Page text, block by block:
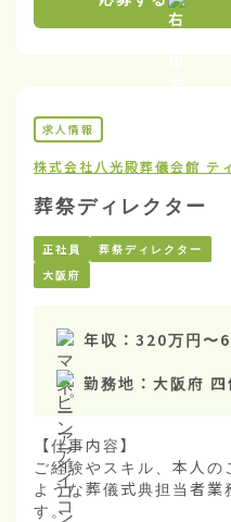
求人情報
株式会社八光殿葬儀会館 テ
葬祭ディレクター
正社員
葬祭ディレクター
大阪府
年収： 320万円〜
勤務地： 大阪府
【仕事内容】
ご経験やスキル、本人
ような葬儀式典担当者
す。